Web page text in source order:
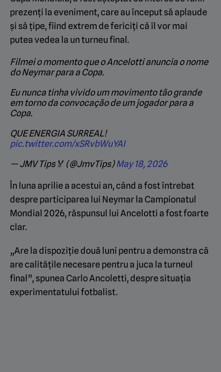
prezenți la eveniment, care au început să aplaude
și să țipe, fiind extrem de fericiți că îl vor mai
putea vedea la un turneu final.
Filmei o momento que o Ancelotti anuncia o nome
do Neymar para a Copa.
Eu nunca tinha vivido um movimento tão grande
em torno da convocação de um jogador para a
Copa.
QUE ENERGIA SURREAL!
pic.twitter.com/xSRvbWuYAI
— JMV Tips🏅 (@JmvTips)May 18, 2026
În luna aprilie a acestui an, când a fost întrebat
despre participarea lui Neymar la Campionatul
Mondial 2026, răspunsul lui Ancelotti a fost foarte
clar.
„Are la dispoziție două luni pentru a demonstra că
are calitățile necesare pentru a juca la turneul
final”, spunea Carlo Ancoletti, despre situația
experimentatului fotbalist.